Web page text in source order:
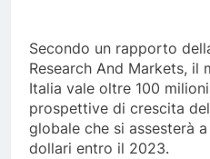
Secondo un rapporto
Research And Markets, il
Italia vale oltre 100
prospettive di crescita
globale che si assesterà
dollari entro il 2023.